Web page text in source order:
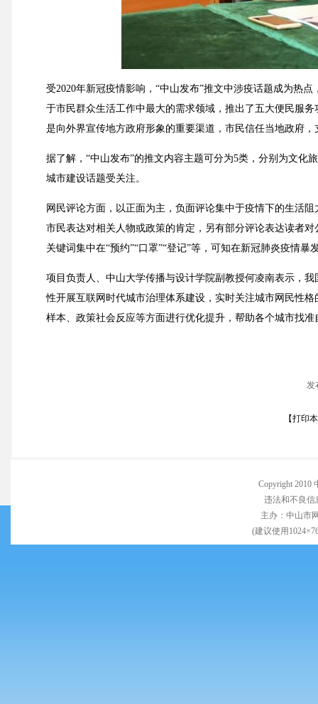
受2020年新冠疫情影响，“中山发布”推文中涉疫话题成为热
于市民群众生活工作中最大的需求领域，推出了五大便民服
是向外界宣传地方政府形象的重要渠道，市民信任当地政府
据了解，“中山发布”的推文内容主题可分为5类，分别为文化
城市建设话题受关注。
网民评论方面，以正面为主，负面评论集中于疫情下的生活
市民表达对相关人物或政策的肯定，另有部分评论表达读者
关键词集中在“预约”“口罩”“登记”等，可知在新冠肺炎疫情
项目负责人、中山大学传播与设计学院副教授何凌南表示，
性开展互联网时代城市治理体系建设，实时关注城市网民性
样本、政策社会反应等方面进行优化提升，帮助各个城市找
发
【打印
Copyright 2010
违法和不良信
主办：中山市
(建议使用